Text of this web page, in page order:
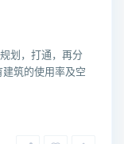
划，打通，再分
筑的使用率及空